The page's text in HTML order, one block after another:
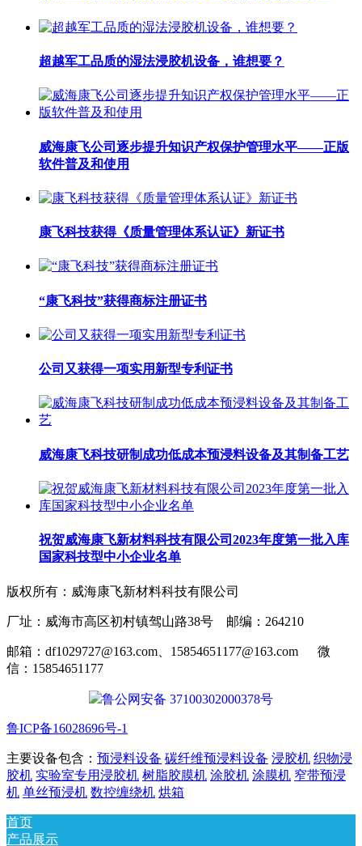
超越军工品质的湿法浸胶机设备，谁想要？
威海康飞公司逐步提升知识产权保护管理水平——正版
软件普及和使用
康飞科技获得《质量管理体系认证》新证书
“康飞科技”获得商标注册证书
公司又获得一项实用新型专利证书
威海康飞科技研制成功低成本预浸料设备及其制备工艺
祝贺威海康飞新材料科技有限公司2023年度第一批入库
国家科技型中小企业名单
版权所有：威海康飞新材料科技有限公司
厂址：威海市高区初村镇驾山路38号 邮编：264210
邮箱：df1029727@163.com、15854651177@163.com 微
信：15854651177
鲁公网安备 37100302000378号
鲁ICP备16028696号-1
主要设备包含： 预浸料设备 碳纤维预浸料设备 浸胶机 织物浸
胶机 实验室专用浸胶机 树脂胶膜机 涂胶机 涂膜机 窄带预浸
机 单丝预浸机 数控缠绕机 烘箱
首页
产品展示